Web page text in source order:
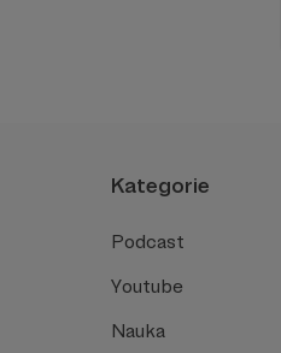
Kategorie
Podcast
Youtube
Nauka